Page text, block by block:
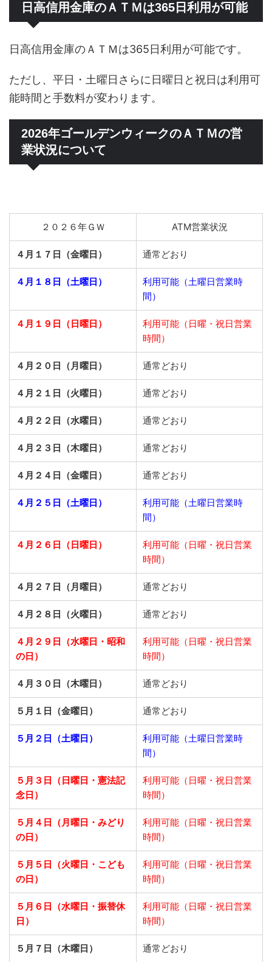
日高信用金庫のＡＴＭは365日利用が可能
日高信用金庫のＡＴＭは365日利用が可能です。
ただし、平日・土曜日さらに日曜日と祝日は利用可
能時間と手数料が変わります。
2026年ゴールデンウィークのＡＴＭの営
業状況について
２０２６年ＧＷ ATM営業状況
４月１７日（金曜日） 通常どおり
４月１８日（土曜日）
利用可能（土曜日営業時
間）
４月１９日（日曜日）
利用可能（日曜・祝日営業
時間）
４月２０日（月曜日） 通常どおり
４月２１日（火曜日） 通常どおり
４月２２日（水曜日） 通常どおり
４月２３日（木曜日） 通常どおり
４月２４日（金曜日） 通常どおり
４月２５日（土曜日）
利用可能（土曜日営業時
間）
４月２６日（日曜日）
利用可能（日曜・祝日営業
時間）
４月２７日（月曜日） 通常どおり
４月２８日（火曜日） 通常どおり
４月２９日（水曜日・昭和
の日）
利用可能（日曜・祝日営業
時間）
４月３０日（木曜日） 通常どおり
５月１日（金曜日） 通常どおり
５月２日（土曜日）
利用可能（土曜日営業時
間）
５月３日（日曜日・憲法記
念日）
利用可能（日曜・祝日営業
時間）
５月４日（月曜日・みどり
の日）
利用可能（日曜・祝日営業
時間）
５月５日（火曜日・こども
の日）
利用可能（日曜・祝日営業
時間）
５月６日（水曜日・振替休
日）
利用可能（日曜・祝日営業
時間）
５月７日（木曜日） 通常どおり